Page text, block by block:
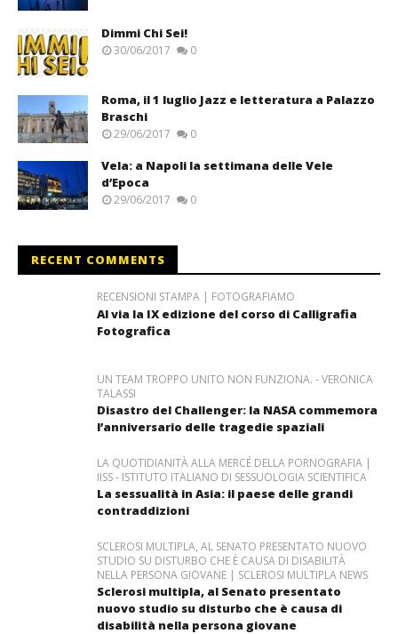
Dimmi Chi Sei!
30/06/2017 0
Roma, il 1 luglio Jazz e letteratura a Palazzo
Braschi
29/06/2017 0
Vela: a Napoli la settimana delle Vele
d’Epoca
29/06/2017 0
RECENT COMMENTS
RECENSIONI STAMPA | FOTOGRAFIAMO
Al via la IX edizione del corso di Calligrafia
Fotografica
UN TEAM TROPPO UNITO NON FUNZIONA. - VERONICA
TALASSI
Disastro del Challenger: la NASA commemora
l’anniversario delle tragedie spaziali
LA QUOTIDIANITÀ ALLA MERCÉ DELLA PORNOGRAFIA |
IISS - ISTITUTO ITALIANO DI SESSUOLOGIA SCIENTIFICA
La sessualità in Asia: il paese delle grandi
contraddizioni
SCLEROSI MULTIPLA, AL SENATO PRESENTATO NUOVO
STUDIO SU DISTURBO CHE È CAUSA DI DISABILITÀ
NELLA PERSONA GIOVANE | SCLEROSI MULTIPLA NEWS
Sclerosi multipla, al Senato presentato
nuovo studio su disturbo che è causa di
disabilità nella persona giovane